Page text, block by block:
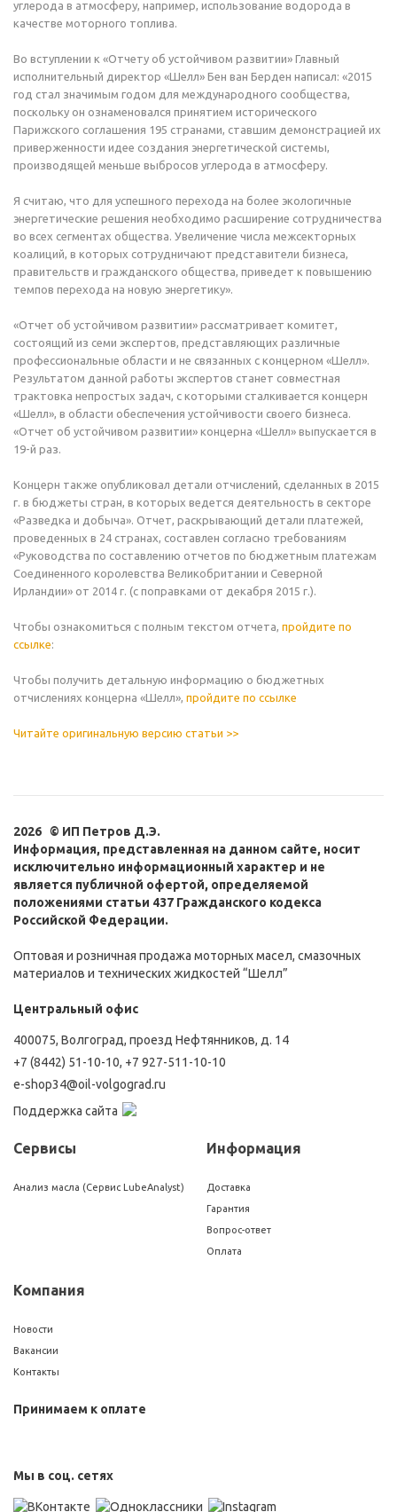
углерода в атмосферу, например, использование водорода в
качестве моторного топлива.
Во вступлении к «Отчету об устойчивом развитии» Главный
исполнительный директор «Шелл» Бен ван Берден написал: «2015
год стал значимым годом для международного сообщества,
поскольку он ознаменовался принятием исторического
Парижского соглашения 195 странами, ставшим демонстрацией их
приверженности идее создания энергетической системы,
производящей меньше выбросов углерода в атмосферу.
Я считаю, что для успешного перехода на более экологичные
энергетические решения необходимо расширение сотрудничества
во всех сегментах общества. Увеличение числа межсекторных
коалиций, в которых сотрудничают представители бизнеса,
правительств и гражданского общества, приведет к повышению
темпов перехода на новую энергетику».
«Отчет об устойчивом развитии» рассматривает комитет,
состоящий из семи экспертов, представляющих различные
профессиональные области и не связанных с концерном «Шелл».
Результатом данной работы экспертов станет совместная
трактовка непростых задач, с которыми сталкивается концерн
«Шелл», в области обеспечения устойчивости своего бизнеса.
«Отчет об устойчивом развитии» концерна «Шелл» выпускается в
19-й раз.
Концерн также опубликовал детали отчислений, сделанных в 2015
г. в бюджеты стран, в которых ведется деятельность в секторе
«Разведка и добыча». Отчет, раскрывающий детали платежей,
проведенных в 24 странах, составлен согласно требованиям
«Руководства по составлению отчетов по бюджетным платежам
Соединенного королевства Великобритании и Северной
Ирландии» от 2014 г. (с поправками от декабря 2015 г.).
Чтобы ознакомиться с полным текстом отчета, пройдите по
ссылке:
Чтобы получить детальную информацию о бюджетных
отчислениях концерна «Шелл», пройдите по ссылке
Читайте оригинальную версию статьи >>
2026 © ИП Петров Д.Э.
Информация, представленная на данном сайте, носит
исключительно информационный характер и не
является публичной офертой, определяемой
положениями статьи 437 Гражданского кодекса
Российской Федерации.
Оптовая и розничная продажа моторных масел, смазочных
материалов и технических жидкостей “Шелл”
Центральный офис
400075, Волгоград, проезд Нефтянников, д. 14
+7 (8442) 51-10-10, +7 927-511-10-10
e-shop34@oil-volgograd.ru
Поддержка сайта
Сервисы
Анализ масла (Сервис LubeAnalyst)
Информация
Доставка
Гарантия
Вопрос-ответ
Оплата
Компания
Новости
Вакансии
Контакты
Принимаем к оплате
Мы в соц. сетях